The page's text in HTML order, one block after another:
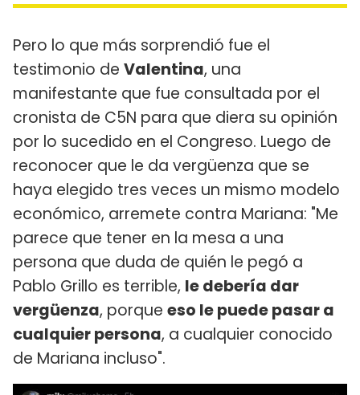
Pero lo que más sorprendió fue el
testimonio de Valentina, una
manifestante que fue consultada por el
cronista de C5N para que diera su opinión
por lo sucedido en el Congreso. Luego de
reconocer que le da vergüenza que se
haya elegido tres veces un mismo modelo
económico, arremete contra Mariana: "Me
parece que tener en la mesa a una
persona que duda de quién le pegó a
Pablo Grillo es terrible, le debería dar
vergüenza, porque eso le puede pasar a
cualquier persona, a cualquier conocido
de Mariana incluso".